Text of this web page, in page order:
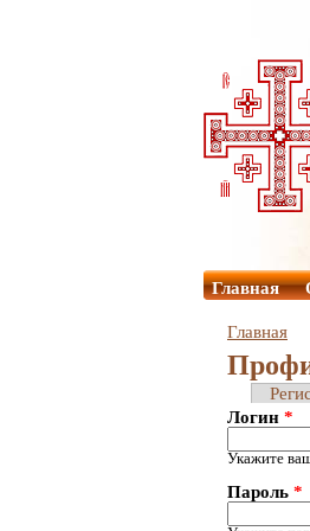
Главная
Главная
Логин *
Укажите
Пароль *